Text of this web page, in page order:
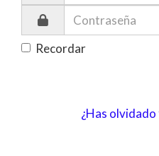
Recordar
¿Has